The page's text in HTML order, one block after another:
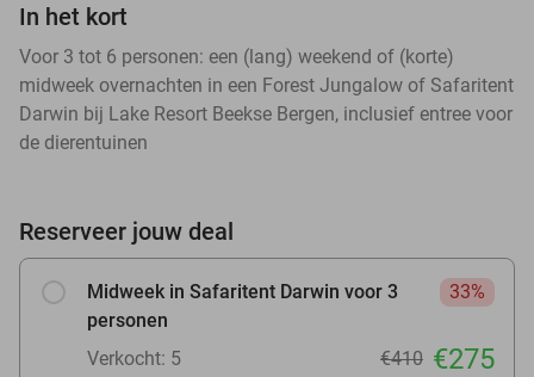
In het kort
Voor 3 tot 6 personen: een (lang) weekend of (korte)
midweek overnachten in een Forest Jungalow of Safaritent
Darwin bij Lake Resort Beekse Bergen, inclusief entree voor
de dierentuinen
Reserveer jouw deal
Midweek in Safaritent Darwin voor 3
personen
33%
Verkocht: 5 €410 €275